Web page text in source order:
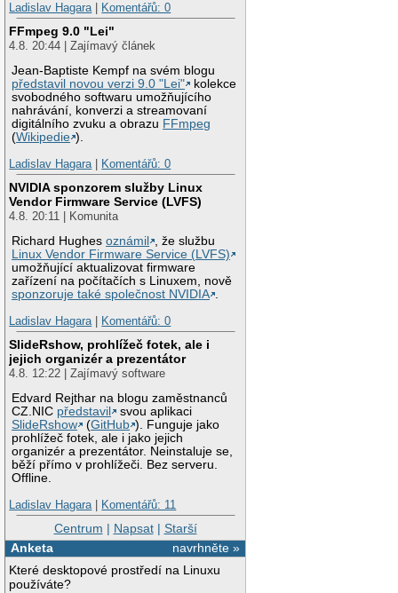
Ladislav Hagara| Komentářů: 0
FFmpeg 9.0 "Lei"
4.8. 20:44 | Zajímavý článek
Jean-Baptiste Kempf na svém blogu
představil novou verzi 9.0 "Lei"
kolekce
svobodného softwaru umožňujícího
nahrávání, konverzi a streamovaní
digitálního zvuku a obrazu FFmpeg
(Wikipedie ).
Ladislav Hagara| Komentářů: 0
NVIDIA sponzorem služby Linux
Vendor Firmware Service (LVFS)
4.8. 20:11 | Komunita
Richard Hughesoznámil
, že službu
Linux Vendor Firmware Service (LVFS)
umožňující aktualizovat firmware
zařízení na počítačích s Linuxem, nově
sponzoruje také společnost NVIDIA .
Ladislav Hagara| Komentářů: 0
SlideRshow, prohlížeč fotek, ale i
jejich organizér a prezentátor
4.8. 12:22 | Zajímavý software
Edvard Rejthar na blogu zaměstnanců
CZ.NIC představil
svou aplikaci
SlideRshow
(GitHub ). Funguje jako
prohlížeč fotek, ale i jako jejich
organizér a prezentátor. Neinstaluje se,
běží přímo v prohlížeči. Bez serveru.
Offline.
Ladislav Hagara| Komentářů: 11
Centrum | Napsat| Starší
navrhněte »
Anketa
Které desktopové prostředí na Linuxu
používáte?